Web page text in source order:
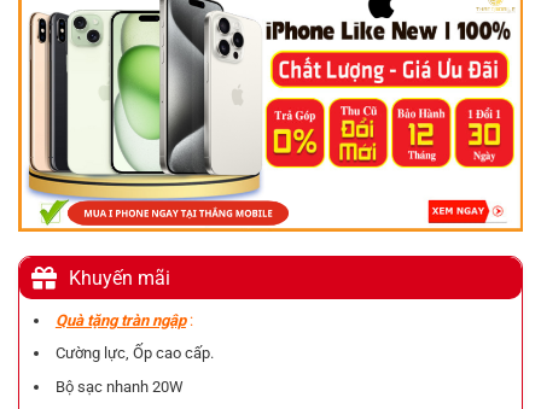
Khuyến mãi
Quà tặng tràn ngập:
Cường lực, Ốp cao cấp.
Bộ sạc nhanh 20W